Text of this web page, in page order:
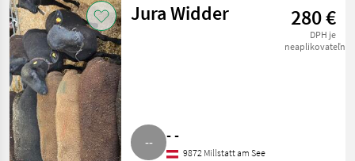
Jura Widder 280 €
DPH je
neaplikovateľné
- -
9872 Millstatt am See